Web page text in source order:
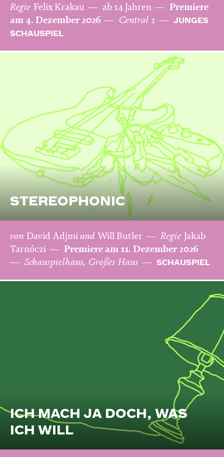
Regie Felix Krakau ab 14 Jahren
Premiere
am 4. Dezember 2026
Central 1
JUNGES
SCHAUSPIEL
STEREOPHONIC
von David Adjmi und Will Butler Regie Jakab
Tarnóczi
Premiere am 11. Dezember 2026
Schauspielhaus, Großes Haus
SCHAUSPIEL
ICH MACH JA DOCH, WAS
ICH WILL